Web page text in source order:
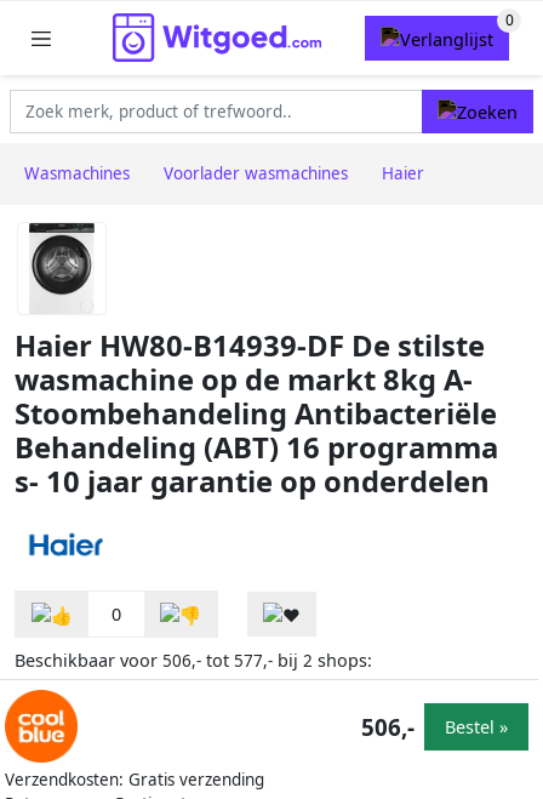
Wasmachines Voorlader wasmachines Haier
Haier HW80-B14939-DF De stilste
wasmachine op de markt 8kg A-
Stoombehandeling Antibacteriële
Behandeling (ABT) 16 programma
s- 10 jaar garantie op onderdelen
0
Beschikbaar voor 506,- tot 577,- bij 2 shops:
Verzendkosten: Gratis verzending
506,- Bestel »